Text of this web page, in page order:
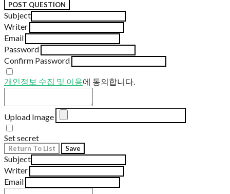
POST QUESTION
Subject
Writer
Email
Password
Confirm Password
개인정보 수집 및 이용에 동의합니다.
Upload Image
Set secret
Return To List Save
Subject
Writer
Email